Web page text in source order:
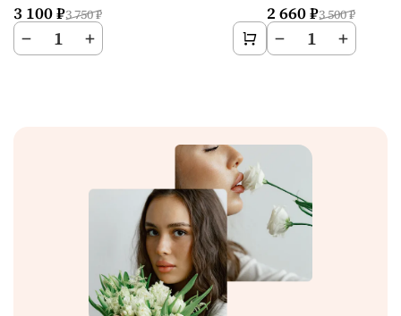
3 100 ₽3 750 ₽
− 1 +
2 660 ₽3 500 ₽
− 1 +